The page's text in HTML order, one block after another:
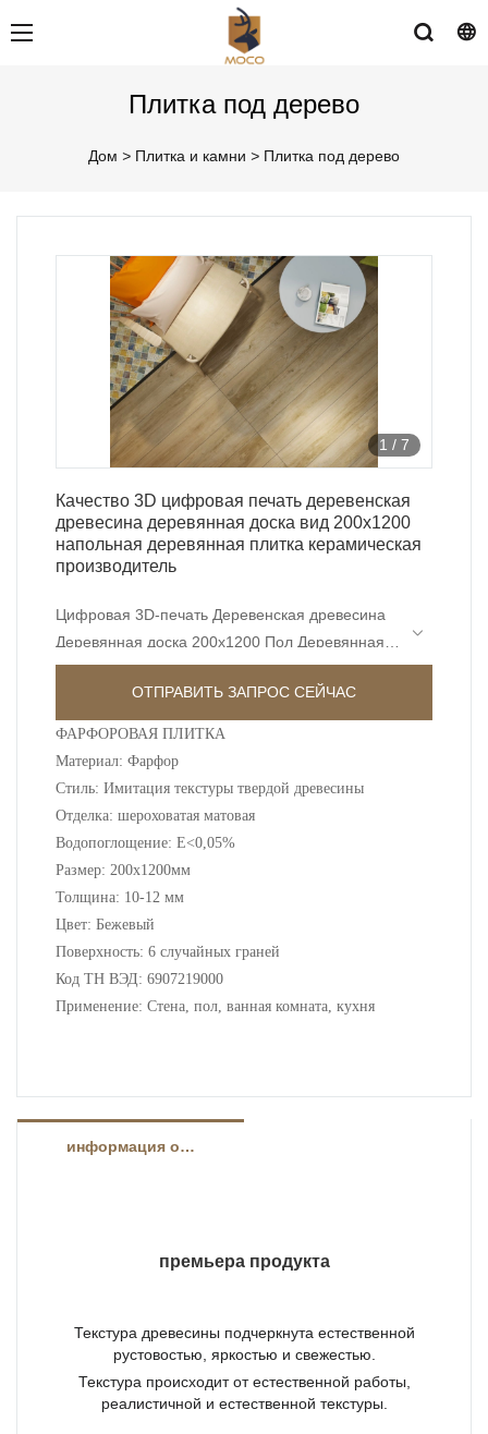
Плитка под дерево
Дом > Плитка и камни > Плитка под дерево
1 / 7
Качество 3D цифровая печать деревенская
древесина деревянная доска вид 200x1200
напольная деревянная плитка керамическая
производитель
Цифровая 3D-печать Деревенская древесина
Деревянная доска 200x1200 Пол Деревянная
плитка Керамика По сравнению с
аналогичными продуктами на рынке, она
имеет несравненные выдающиеся
ОТПРАВИТЬ ЗАПРОС СЕЙЧАС
ФАРФОРОВАЯ ПЛИТКА
Материал: Фарфор
Стиль: Имитация текстуры твердой древесины
Отделка: шероховатая матовая
Водопоглощение: E<0,05%
Размер: 200x1200мм
Толщина: 10-12 мм
Цвет: Бежевый
Поверхность: 6 случайных граней
Код ТН ВЭД: 6907219000
Применение: Стена, пол, ванная комната, кухня
информация о продукте
премьера продукта
Текстура древесины подчеркнута естественной
рустовостью, яркостью и свежестью.
Текстура происходит от естественной работы,
реалистичной и естественной текстуры.